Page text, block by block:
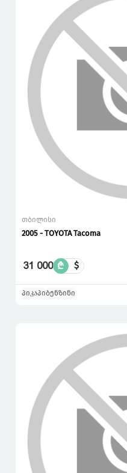
თბილისი
2005 - TOYOTA Tacoma
31 000 ₾ $
პიკაპიბენზინი